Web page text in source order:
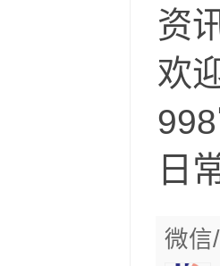
资
欢
日
微